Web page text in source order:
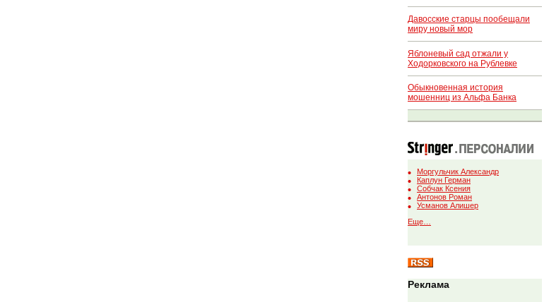
Давосские старцы пообещали
миру новый мор
Яблоневый сад отжали у
Ходорковского на Рублевке
Обыкновенная история
мошенниц из Альфа Банка
Моргульчик Александр
Каплун Герман
Собчак Ксения
Антонов Роман
Усманов Алишер
Еще…
Реклама